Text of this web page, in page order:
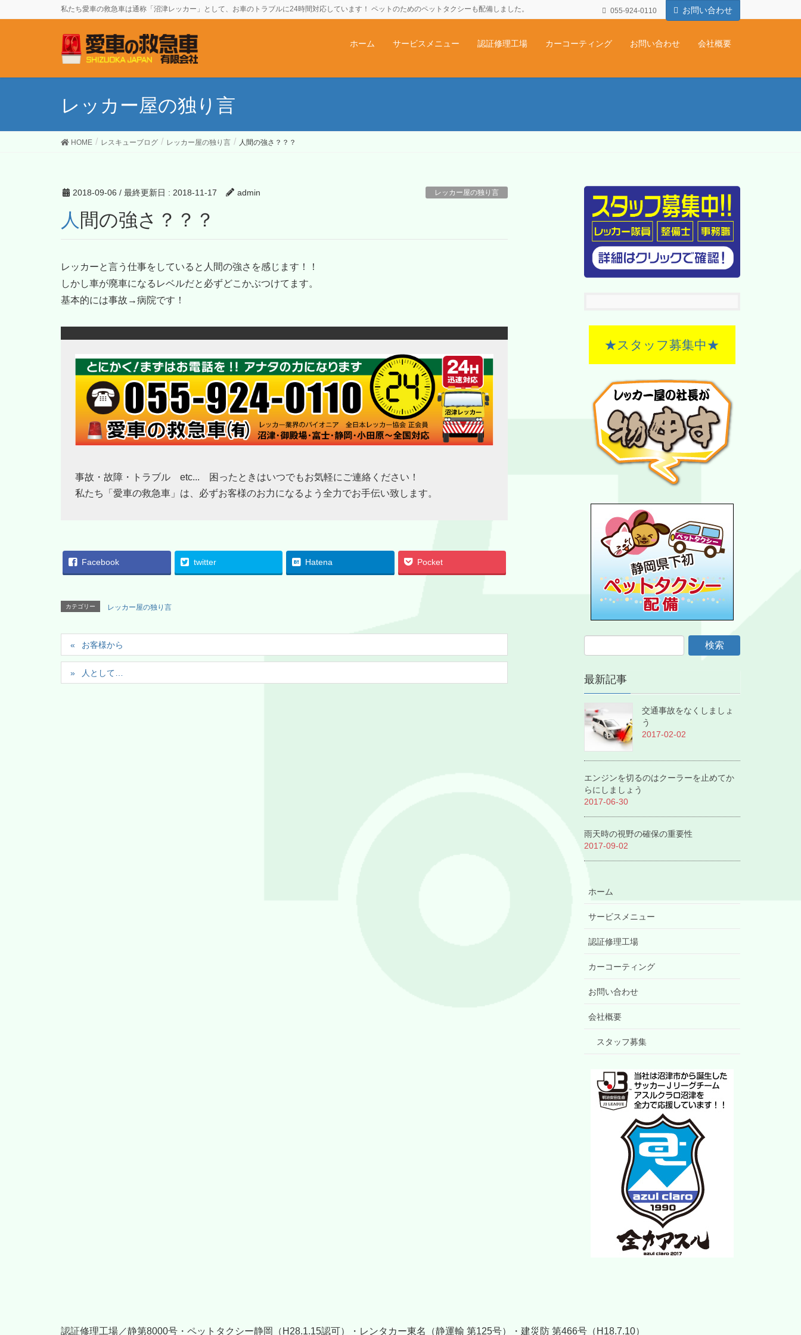
私たち愛車の救急車は通称「沼津レッカー」として、お車のトラブルに24時間対応しています！ ペットのためのペットタクシーも配備しました。 055-924-0110 お問い合わせ
ホーム サービスメニュー 認証修理工場 カーコーティング お問い合わせ 会社概要
レッカー屋の独り言
HOME レスキューブログ レッカー屋の独り言 人間の強さ？？？
2018-09-06 / 最終更新日 : 2018-11-17 admin レッカー屋の独り言
人間の強さ？？？
レッカーと言う仕事をしていると人間の強さを感じます！！
しかし車が廃車になるレベルだと必ずどこかぶつけてます。
基本的には事故→病院です！
事故・故障・トラブル etc... 困ったときはいつでもお気軽にご連絡ください！
私たち「愛車の救急車」は、必ずお客様のお力になるよう全力でお手伝い致します。
Facebook twitter Hatena Pocket
カテゴリー レッカー屋の独り言
お客様から
人として…
★スタッフ募集中★
最新記事
交通事故をなくしましょ
う
2017-02-02
エンジンを切るのはクーラーを止めてか
らにしましょう
2017-06-30
雨天時の視野の確保の重要性
2017-09-02
ホーム
サービスメニュー
認証修理工場
カーコーティング
お問い合わせ
会社概要
スタッフ募集
認証修理工場／静第8000号・ペットタクシー静岡（H28.1.15認可）・レンタカー東名（静運輸 第125号）・建災防 第466号（H18.7.10）